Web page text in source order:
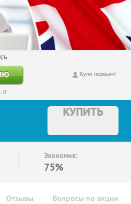
Купи первым!
0
КУПИТЬ
Экономия:
75%
Отзывы Вопросы по акции